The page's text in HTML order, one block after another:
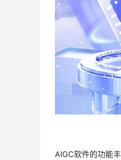
AIGC软件的功能